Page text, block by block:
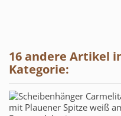
16 andere Artikel
Kategorie: